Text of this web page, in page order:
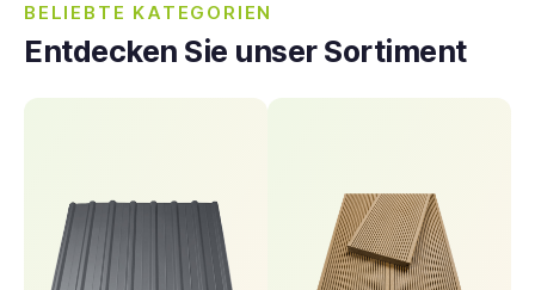
BELIEBTE KATEGORIEN
Entdecken Sie unser Sortiment